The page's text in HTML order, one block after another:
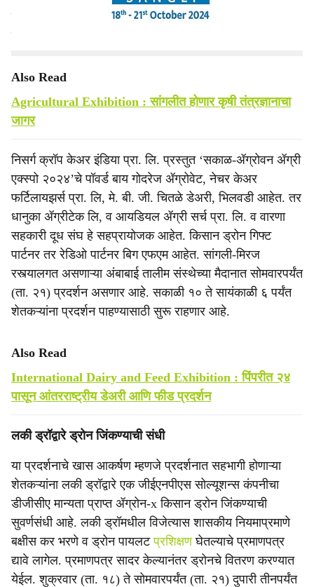
शेतकऱ्यांना आधुनिक तंत्रप्रणाली, सोपे प्रयोग, नवी साधने याची
Also Read
Agricultural Exhibition : सांगलीत होणार कृषी तंत्रज्ञानाचा
जागर
निसर्ग क्रॉप केअर इंडिया प्रा. लि. प्रस्तुत ‘सकाळ-ॲग्रोवन ॲग्री
एक्स्पो २०२४’चे पॉवर्ड बाय गोदरेज ॲग्रोवेट, नेचर केअर
फर्टिलायझर्स प्रा. लि, मे. बी. जी. चितळे डेअरी, भिलवडी आहेत. तर
धानुका ॲग्रीटेक लि, व आयडियल ॲग्री सर्च प्रा. लि. व वारणा
सहकारी दूध संघ हे सहप्रायोजक आहेत. किसान ड्रोन गिफ्ट
पार्टनर तर रेडिओ पार्टनर बिग एफएम आहेत. सांगली-मिरज
रस्त्यालगत असणाऱ्या अंबाबाई तालीम संस्थेच्या मैदानात सोमवारपर्यंत
(ता. २१) प्रदर्शन असणार आहे. सकाळी १० ते सायंकाळी ६ पर्यंत
शेतकऱ्यांना प्रदर्शन पाहण्यासाठी सुरू राहणार आहे.
Also Read
International Dairy and Feed Exhibition : पिंपरीत २४
पासून आंतरराष्ट्रीय डेअरी आणि फीड प्रदर्शन
लकी ड्रॉद्वारे ड्रोन जिंकण्याची संधी
या प्रदर्शनाचे खास आकर्षण म्हणजे प्रदर्शनात सहभागी होणाऱ्या
शेतकऱ्यांना लकी ड्रॉद्वारे एक जीईएनपीएस सोल्यूशन्स कंपनीचा
डीजीसीए मान्यता प्राप्त ॲग्रोन-x किसान ड्रोन जिंकण्याची
सुवर्णसंधी आहे. लकी ड्रॉमधील विजेत्यास शासकीय नियमाप्रमाणे
बक्षीस कर भरणे व ड्रोन पायलटप्रशिक्षणघेतल्याचे प्रमाणपत्र
द्यावे लागेल. प्रमाणपत्र सादर केल्यानंतर ड्रोनचे वितरण करण्यात
येईल. शुक्रवार (ता. १८) ते सोमवारपर्यंत (ता. २१) दुपारी तीनपर्यंत